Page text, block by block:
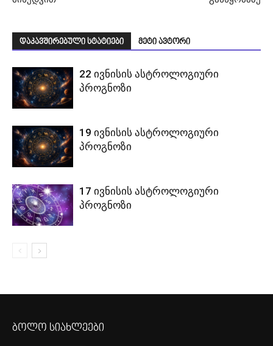
დაკავშირებული სტატიები მეტი ავტორი
22 ივნისის ასტროლოგიური
პროგნოზი
19 ივნისის ასტროლოგიური
პროგნოზი
17 ივნისის ასტროლოგიური
პროგნოზი
ბოლო სიახლეები